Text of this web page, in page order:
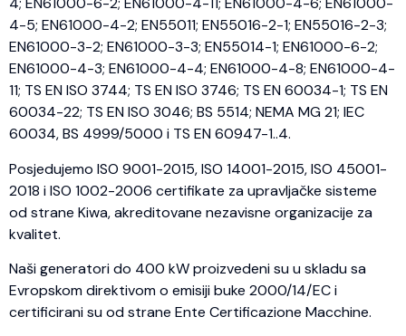
4-5; EN61000-4-2; EN55011; EN55016-2-1; EN55016-2-3;
EN61000-3-2; EN61000-3-3; EN55014-1; EN61000-6-2;
EN61000-4-3; EN61000-4-4; EN61000-4-8; EN61000-4-
11; TS EN ISO 3744; TS EN ISO 3746; TS EN 60034-1; TS EN
60034-22; TS EN ISO 3046; BS 5514; NEMA MG 21; IEC
60034, BS 4999/5000 i TS EN 60947-1..4.
Posjedujemo ISO 9001-2015, ISO 14001-2015, ISO 45001-
2018 i ISO 1002-2006 certifikate za upravljačke sisteme
od strane Kiwa, akreditovane nezavisne organizacije za
kvalitet.
Naši generatori do 400 kW proizvedeni su u skladu sa
Evropskom direktivom o emisiji buke 2000/14/EC i
certificirani su od strane Ente Certificazione Macchine.